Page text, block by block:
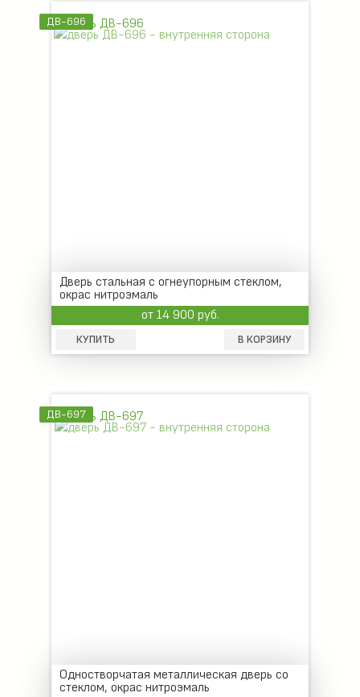
ДВ-696
Дверь стальная с огнеупорным стеклом,
окрас нитроэмаль
от 14 900 руб.
КУПИТЬ В КОРЗИНУ
ДВ-697
Одностворчатая металлическая дверь со
стеклом, окрас нитроэмаль